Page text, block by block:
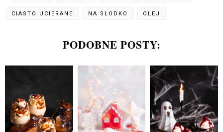
CIASTO UCIERANE NA SLODKO OLEJ
PODOBNE POSTY: